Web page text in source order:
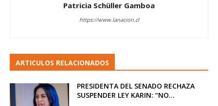
Patricia Schüller Gamboa
https://www.lanacion.cl
ARTICULOS RELACIONADOS
PRESIDENTA DEL SENADO RECHAZA
SUSPENDER LEY KARIN: “NO...